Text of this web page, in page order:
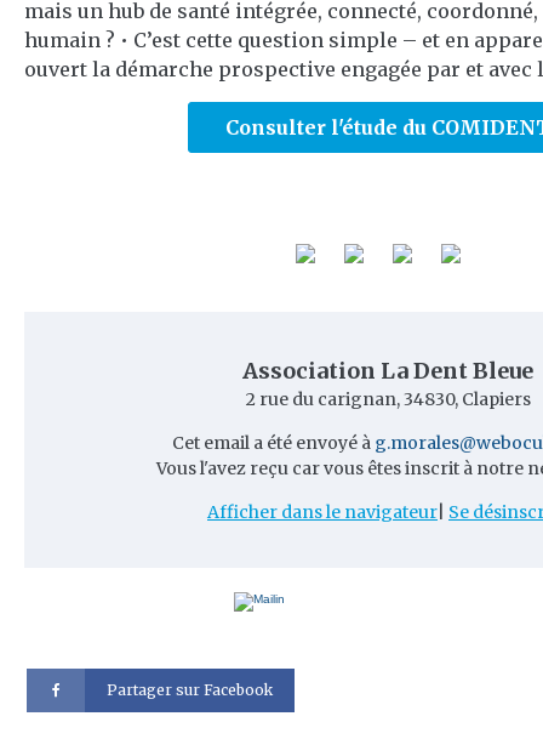
mais un hub de santé intégrée, connecté,
humain ? • C’est cette question simple – et en
ouvert la démarche prospective engagée par et avec
Consulter l'étude du
Association La Dent Bleue
2 rue du carignan, 34830, Clapiers
Cet email a été envoyé à
Vous l'avez reçu car vous êtes inscrit à notre
Afficher dans le navigateur Se
Partager sur Facebook